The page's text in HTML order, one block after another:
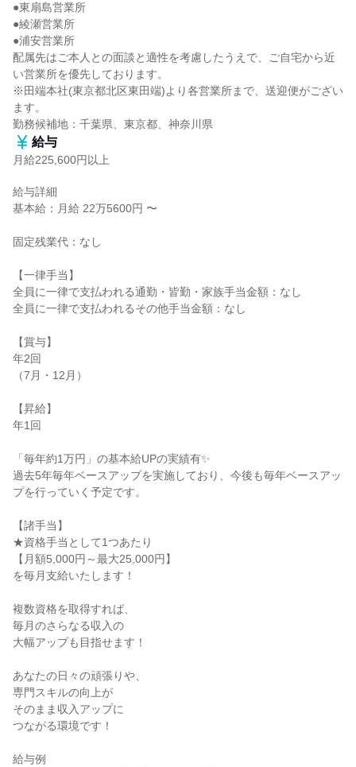
●東扇島営業所
●綾瀬営業所
●浦安営業所
配属先はご本人との面談と適性を考慮したうえで、ご自宅から近
い営業所を優先しております。
※田端本社(東京都北区東田端)より各営業所まで、送迎便がござい
ます。
勤務候補地：千葉県、東京都、神奈川県
給与
月給225,600円以上
給与詳細
基本給：月給 22万5600円 〜
固定残業代：なし
【一律手当】
全員に一律で支払われる通勤・皆勤・家族手当金額：なし
全員に一律で支払われるその他手当金額：なし
【賞与】
年2回
（7月・12月）
【昇給】
年1回
「毎年約1万円」の基本給UPの実績有✨
過去5年毎年ベースアップを実施しており、今後も毎年ベースアッ
プを行っていく予定です。
【諸手当】
★資格手当として1つあたり
【月額5,000円～最大25,000円】
を毎月支給いたします！
複数資格を取得すれば、
毎月のさらなる収入の
大幅アップも目指せます！
あなたの日々の頑張りや、
専門スキルの向上が
そのまま収入アップに
つながる環境です！
給与例